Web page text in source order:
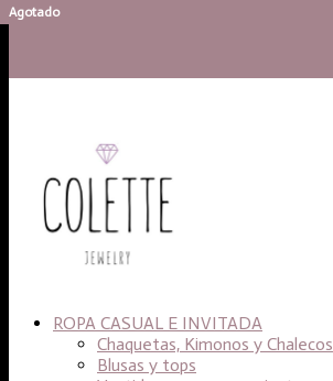
ROPA CASUAL E INVITADA
Chaquetas, Kimonos y Chalecos
Blusas y tops